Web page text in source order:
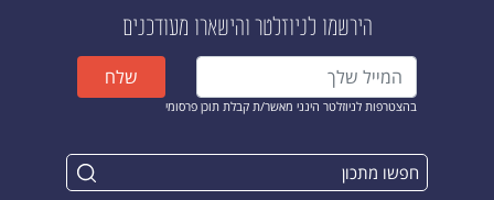
הירשמו לניוזלטרוהישארו מעודכנים
בהצטרפות לניוזלטר הינני מאשר/ת קבלת תוכן פרסומי
שלח